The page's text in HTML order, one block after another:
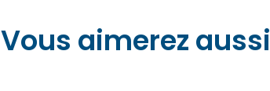
Vous aimerez aussi